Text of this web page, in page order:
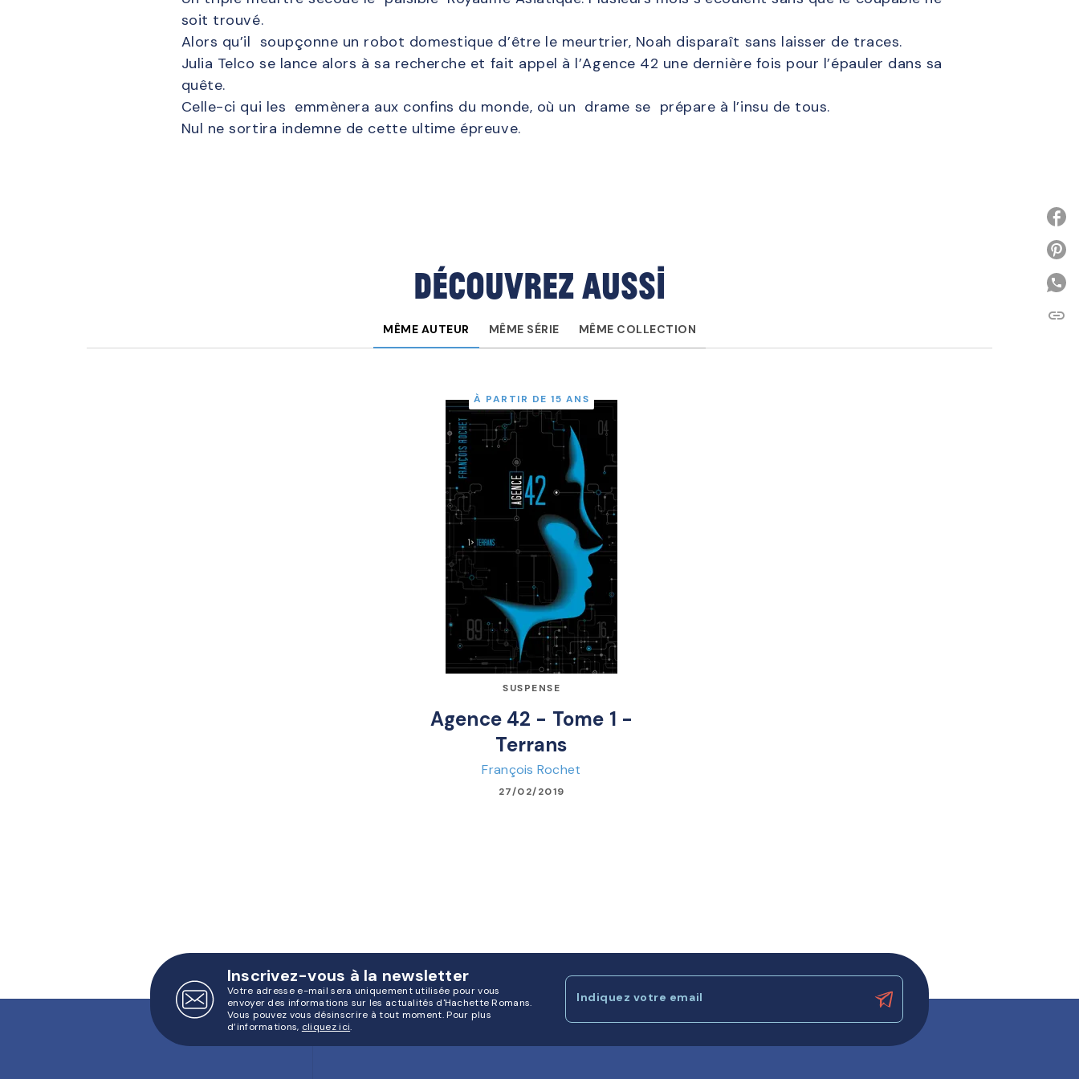
soit trouvé.
Alors qu’il soupçonne un robot domestique d’être le meurtrier, Noah disparaît sans laisser de traces.
Julia Telco se lance alors à sa recherche et fait appel à l’Agence 42 une dernière fois pour l’épauler dans sa
quête.
Celle-ci qui les emmènera aux confins du monde, où un drame se prépare à l’insu de tous.
Nul ne sortira indemne de cette ultime épreuve.
Découvrez aussi
MÊME AUTEUR MÊME SÉRIE MÊME COLLECTION
À PARTIR DE 15 ANS
SUSPENSE
Agence 42 - Tome 1 -
Terrans
François Rochet
27/02/2019
link
Inscrivez-vous à la newsletter
Votre adresse e-mail sera uniquement utilisée pour vous
envoyer des informations sur les actualités d'Hachette Romans.
Vous pouvez vous désinscrire à tout moment. Pour plus
d’informations, cliquez ici.
Indiquez votre email